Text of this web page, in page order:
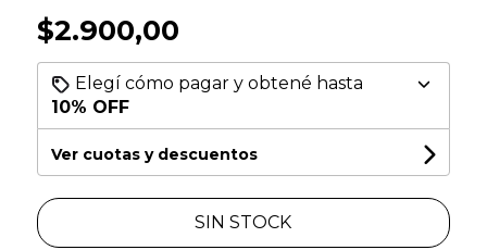
$2.900,00
Elegí cómo pagar y obtené hasta
10% OFF
Ver cuotas y descuentos
SIN STOCK